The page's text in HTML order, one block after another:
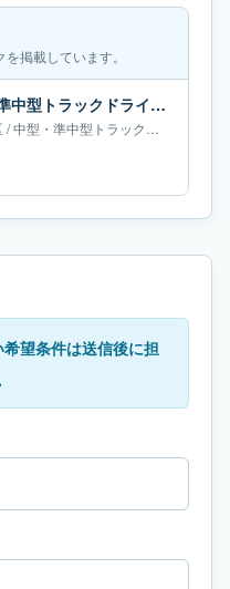
掲載しています。
サンライン株式会社の中型・準中型トラックドライバー求人｜東京都足立区｜月給55万-65万円
/中型・準中型トラックドライバー
望条件は送信後に担